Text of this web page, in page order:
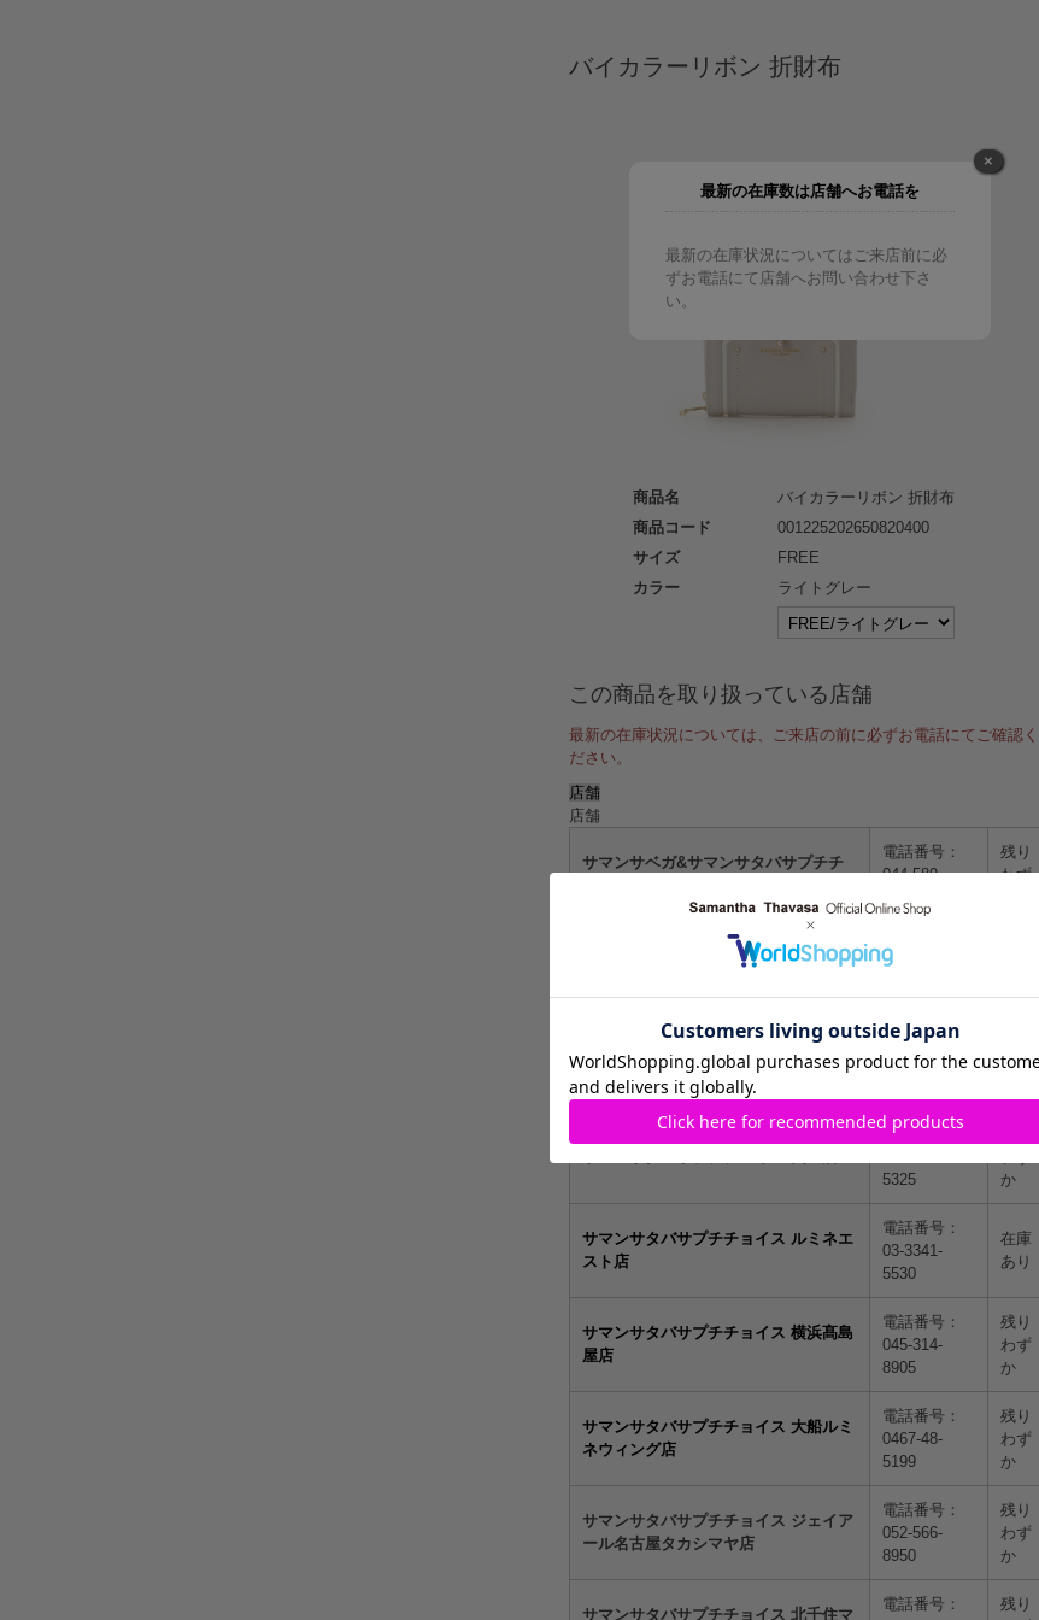
バイカラーリボン 折財布
商品名
バイカラーリボン 折財布
商品コード
001225202650820400
サイズ
FREE
カラー
ライトグレー
この商品を取り扱っている店舗
最新の在庫状況については、ご来店の前に必ずお電話にてご確認く
ださい。
店舗
店舗
サマンサベガ&サマンサタバサプチチ
電話番号：
044-589-
残り
わず
サマンサタバサ ジェイアール京都伊勢
電話番号：
075-344-
サマンサタバサプチチョイス MIDORI
長野店
電話番号：
026-223-
わず
電話番号：
5325
か
サマンサタバサプチチョイス ルミネエ
スト店
電話番号：
03-3341-
5530
在庫
あり
サマンサタバサプチチョイス 横浜髙島
屋店
電話番号：
045-314-
8905
残り
わず
か
サマンサタバサプチチョイス 大船ルミ
ネウィング店
電話番号：
0467-48-
5199
残り
わず
か
サマンサタバサプチチョイス ジェイア
ール名古屋タカシマヤ店
電話番号：
052-566-
8950
残り
わず
か
サマンサタバサプチチョイス 北千住マ
電話番号：
残り
×
最新の在庫数は店舗へお電話を
最新の在庫状況についてはご来店前に必
ずお電話にて店舗へお問い合わせ下さ
い。